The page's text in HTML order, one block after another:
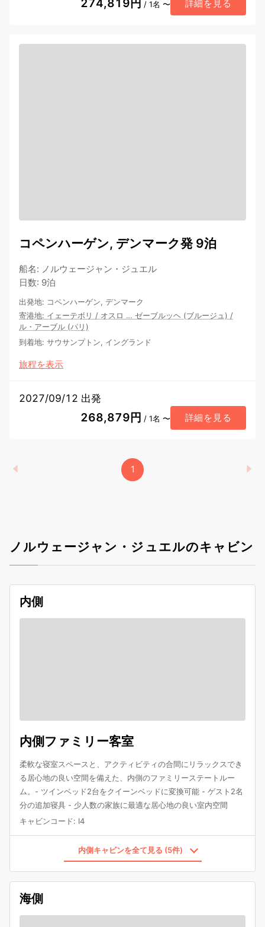
274,819円 / 1名 〜 詳細を見る
コペンハーゲン, デンマーク発 9泊
船名: ノルウェージャン・ジュエル
日数: 9泊
出発地: コペンハーゲン, デンマーク
寄港地: イェーテボリ / オスロ … ゼーブルッヘ (ブルージュ) /
ル・アーブル (パリ)
到着地: サウサンプトン, イングランド
旅程を表示
2027/09/12 出発
268,879円 / 1名 〜 詳細を見る
1
ノルウェージャン・ジュエルのキャビン
内側
内側ファミリー客室
柔軟な寝室スペースと、アクティビティの合間にリラックスでき
る居心地の良い空間を備えた、内側のファミリーステートルー
ム。- ツインベッド2台をクイーンベッドに変換可能 - ゲスト2名
分の追加寝具 - 少人数の家族に最適な居心地の良い室内空間
キャビンコード: I4
内側キャビンを全て見る (5件)
海側